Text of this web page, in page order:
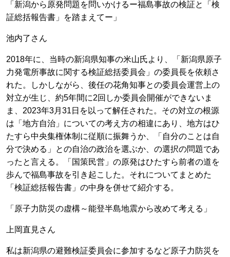
「新潟から原発問題を問いかけるー福島事故の検証と「検
証総括報告書」を踏まえてー」
池内了さん
2018年に、当時の新潟県知事の米山氏より、「新潟県原子
力発電所事故に関する検証総括委員会」の委員長を依頼さ
れた。しかしながら、後任の花角知事との委員会運営上の
対立が生じ、約5年間に2回しか委員会開催ができないま
ま、2023年3月31日を以って解任された。その対立の根源
は「地方自治」についての考え方の相違にあり、地方はひ
たすら中央集権体制に従順に振舞うか、「自分のことは自
分で決める」との自治の政治を選ぶか、の選択の問題であ
ったと言える。「国策民営」の原発はひたすら前者の道を
歩んで福島事故を引き起こした。それについてまとめた
「検証総括報告書」の中身を併せて紹介する。
「原子力防災の虚構～能登半島地震から改めて考える」
上岡直見さん
私は新潟県の避難検証委員会に参加するなど原子力防災を